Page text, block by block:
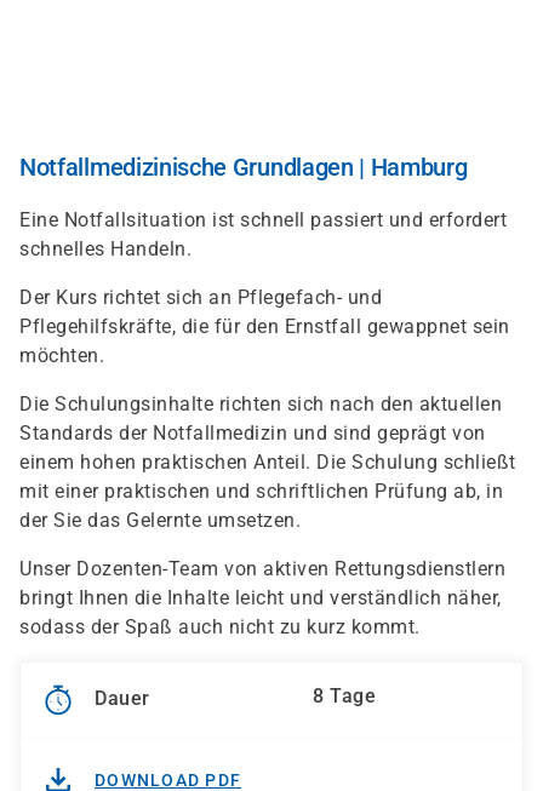
Notfallmedizinische Grundlagen | Hamburg
Eine Notfallsituation ist schnell passiert und erfordert
schnelles Handeln.
Der Kurs richtet sich an Pflegefach- und
Pflegehilfskräfte, die für den Ernstfall gewappnet sein
möchten.
Die Schulungsinhalte richten sich nach den aktuellen
Standards der Notfallmedizin und sind geprägt von
einem hohen praktischen Anteil. Die Schulung schließt
mit einer praktischen und schriftlichen Prüfung ab, in
der Sie das Gelernte umsetzen.
Unser Dozenten-Team von aktiven Rettungsdienstlern
bringt Ihnen die Inhalte leicht und verständlich näher,
sodass der Spaß auch nicht zu kurz kommt.
Dauer 8 Tage
DOWNLOAD PDF